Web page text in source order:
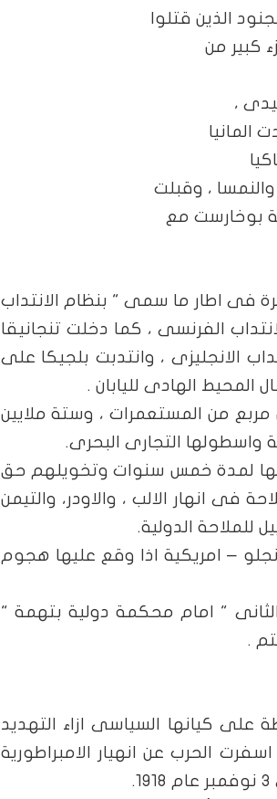
الذين قتلوا
كبير من
،
المانيا
والنمسا ، وقبلت
بوخارست مع
فى اطار ما سمى " بنظام الانتداب
الفرنسى ، كما دخلت تنجانيقا
الانجليزى ، وانتدبت بلجيكا على
المحيط الهادى لليابان .
مليون ميل مربع من المستعمرات ، وستة ملايين
واسطولها التجارى البحرى.
لمدة خمس سنوات وتخويلهم حق
فى انهار الالب ، والاودر، والتيمن
للملاحة الدولية.
– امريكية اذا وقع عليها هجوم
الثانى " امام محكمة دولية بتهمة "
.
على كيانها السياسى ازاء التهديد
الحرب عن انهيار الامبراطورية